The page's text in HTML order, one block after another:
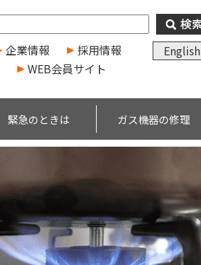
企業情報 採用情報
English
WEB会員サイト
緊急のときは ガス機器の修理